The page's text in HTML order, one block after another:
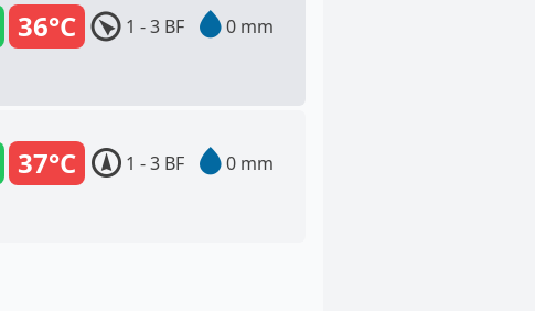
36°C 1 - 3 BF 0 mm
37°C 1 - 3 BF 0 mm